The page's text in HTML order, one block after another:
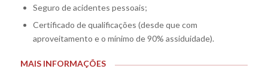
Seguro de acidentes pessoais;
Certificado de qualificações (desde que com
aproveitamento e o mínimo de 90% assiduidade).
MAIS INFORMAÇÕES